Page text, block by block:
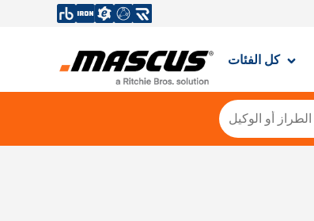
كل الفئات